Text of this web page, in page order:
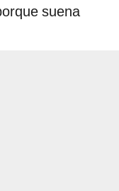
suena